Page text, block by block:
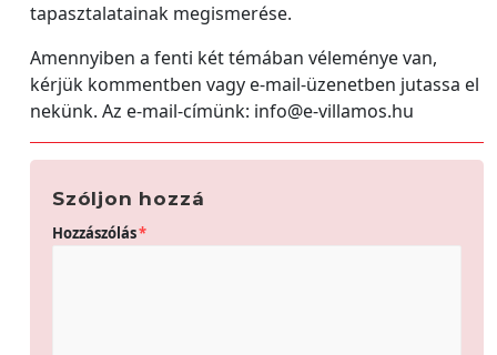
tapasztalatainak megismerése.
Amennyiben a fenti két témában véleménye van,
kérjük kommentben vagy e-mail-üzenetben jutassa el
nekünk. Az e-mail-címünk: info@e-villamos.hu
Szóljon hozzá
Hozzászólás*